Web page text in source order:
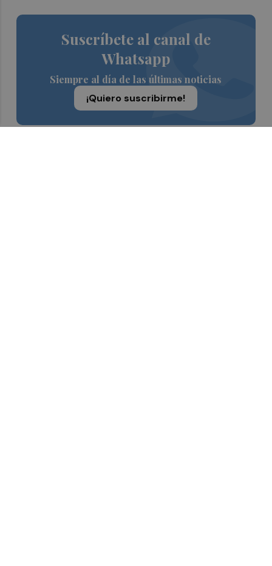
Suscríbete al canal de
Whatsapp
Siempre al día de las últimas noticias
¡Quiero suscribirme!